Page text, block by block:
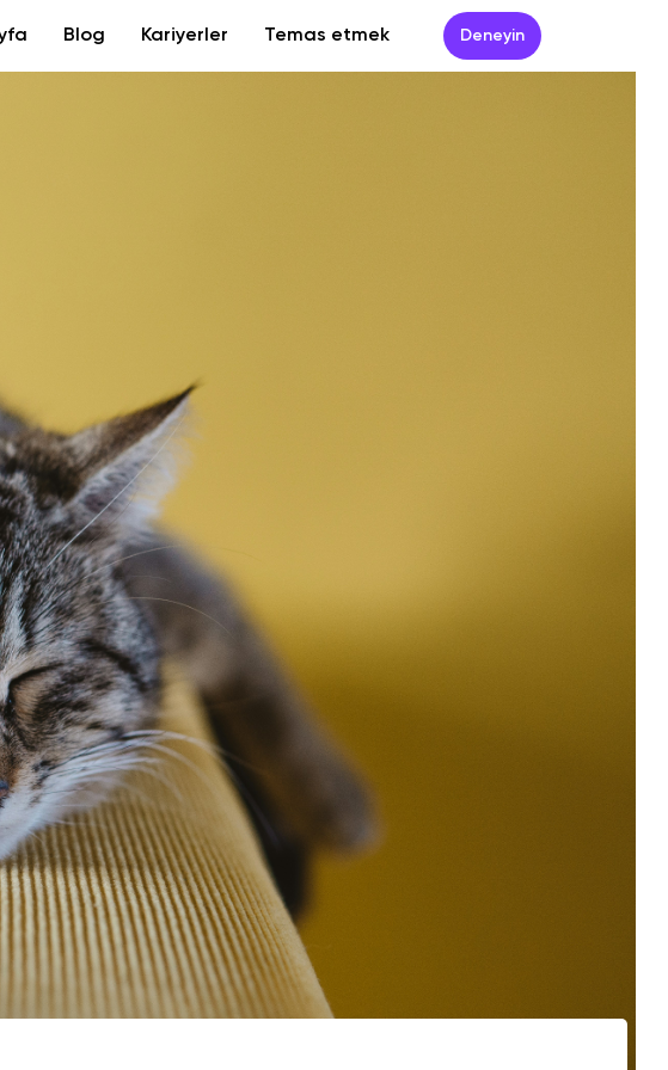
Blog Kariyerler Temas etmek Deneyin